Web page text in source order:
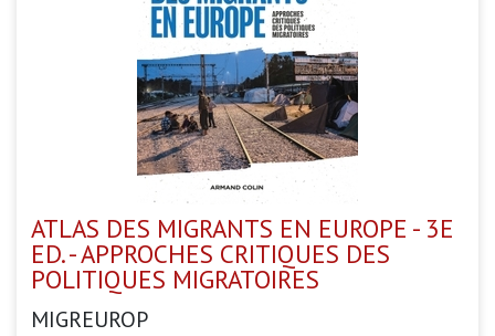
ATLAS DES MIGRANTS EN EUROPE - 3E
ED. - APPROCHES CRITIQUES DES
POLITIQUES MIGRATOIRES
MIGREUROP